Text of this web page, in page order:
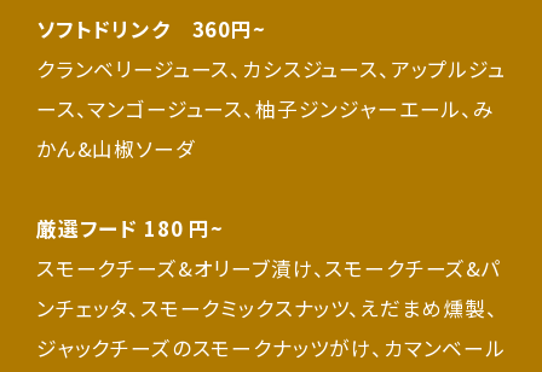
ソフトドリンク 360円~
クランベリージュース、カシスジュース、アップルジュ
ース、マンゴージュース、柚子ジンジャーエール、み
かん&山椒ソーダ
厳選フード 180 円~
スモークチーズ&オリーブ漬け、スモークチーズ&パ
ンチェッタ、スモークミックスナッツ、えだまめ燻製、
ジャックチーズのスモークナッツがけ、カマンベール